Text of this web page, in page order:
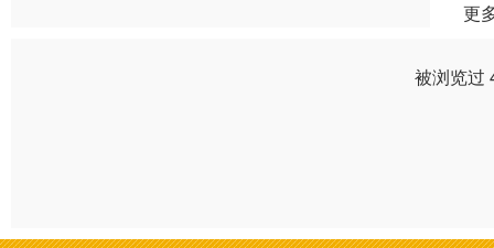
更
被浏览过